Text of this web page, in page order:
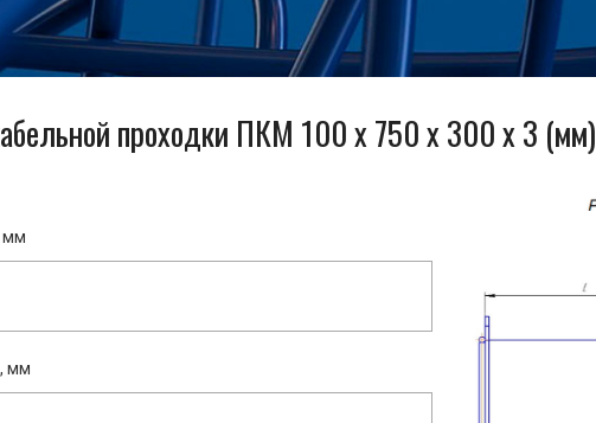
проходки ПКМ 100 x 750 x 300 x 3 (мм)
мм
мм